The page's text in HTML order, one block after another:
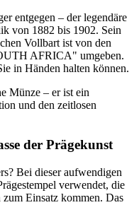
entgegen – der legendäre
von 1882 bis 1902. Sein
Vollbart ist von den
AFRICA" umgeben.
in Händen halten können.
Münze – er ist ein
und den zeitlosen
der Prägekunst
Bei dieser aufwendigen
verwendet, die
Einsatz kommen. Das